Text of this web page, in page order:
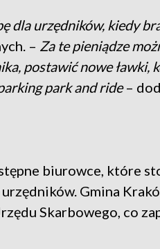
dla urzędników, kiedy
– Za te pieniądze
postawić nowe ławki,
park and ride–
biurowce, które
Gmina
Skarbowego, co